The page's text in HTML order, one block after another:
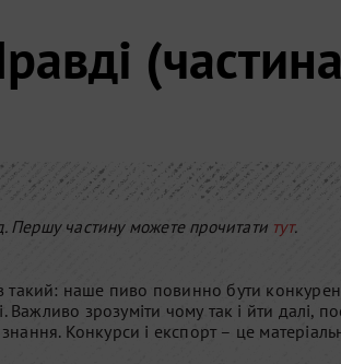
Першу частину можете прочитати тут.
такий: наше пиво повинно бути
Важливо зрозуміти чому так і йти далі,
Конкурси і експорт – це